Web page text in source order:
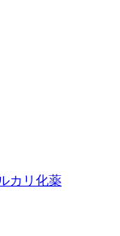
カリ化薬